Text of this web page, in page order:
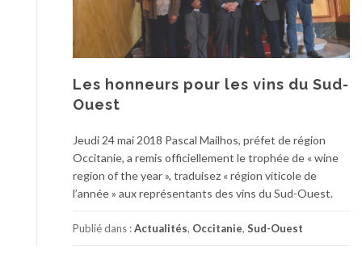
Les honneurs pour les vins du Sud-
Ouest
Jeudi 24 mai 2018 Pascal Mailhos, préfet de région
Occitanie, a remis officiellement le trophée de « wine
region of the year », traduisez « région viticole de
l’année » aux représentants des vins du Sud-Ouest.
Publié dans :Actualités, Occitanie, Sud-Ouest